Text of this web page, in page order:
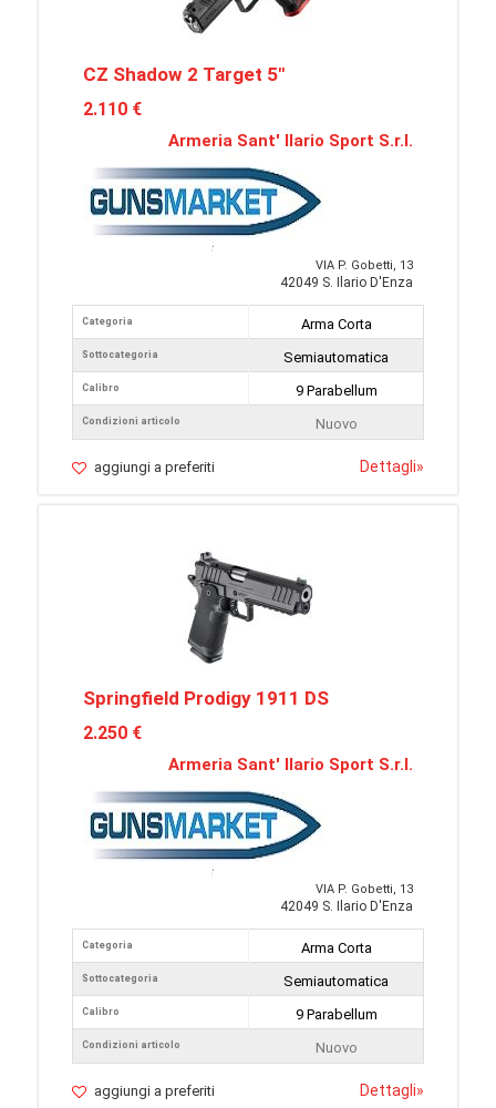
CZ Shadow 2 Target 5"
2.110 €
Armeria Sant' Ilario Sport S.r.l.
VIA P. Gobetti, 13
42049 S. Ilario D'Enza
Categoria
Sottocategoria
Calibro
Condizioni articolo
Arma Corta
Semiautomatica
9 Parabellum
Nuovo
aggiungi a preferiti Dettagli»
Springfield Prodigy 1911 DS
2.250 €
Armeria Sant' Ilario Sport S.r.l.
VIA P. Gobetti, 13
42049 S. Ilario D'Enza
Categoria
Sottocategoria
Calibro
Condizioni articolo
Arma Corta
Semiautomatica
9 Parabellum
Nuovo
aggiungi a preferiti Dettagli»